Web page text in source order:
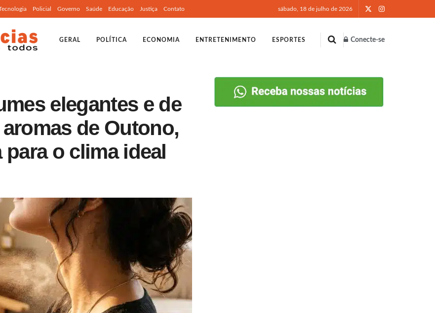
Policial Governo Saúde Educação Justiça Contato sábado, 18 de julho de 2026
GERAL POLÍTICA ECONOMIA ENTRETENIMENTO ESPORTES Conecte-se
elegantes e de
de Outono,
o clima ideal